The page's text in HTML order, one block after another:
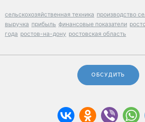
сельскохозяйственная техника производство
выручка прибыль финансовые показатели
года ростов-на-дону ростовская область
ОБСУДИТЬ